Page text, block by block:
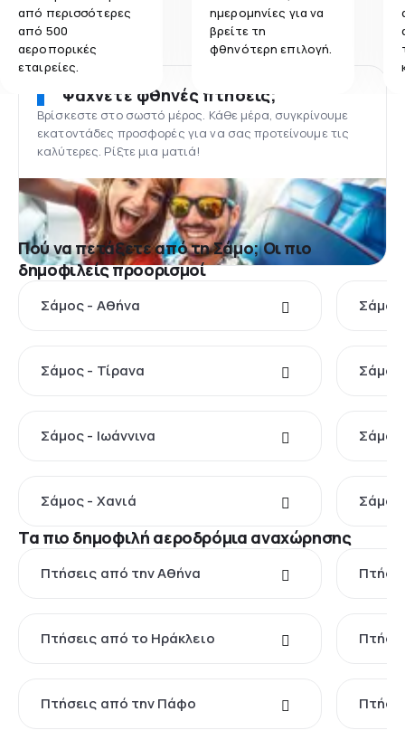
από περισσότερες
από 500
αεροπορικές
εταιρείες.
ημερομηνίες για να
βρείτε τη
φθηνότερη επιλογή.
Ψάχνετε φθηνές πτήσεις;
Βρίσκεστε στο σωστό μέρος. Κάθε μέρα, συγκρίνουμε
εκατοντάδες προσφορές για να σας προτείνουμε τις
καλύτερες. Ρίξτε μια ματιά!
Πού να πετάξετε από τη Σάμο; Οι πιο
δημοφιλείς προορισμοί
Σάμος - Αθήνα Σάμος
Σάμος - Τίρανα
Σάμος - Ιωάννινα Σάμος
Σάμος - Χανιά Σάμος
Τα πιο δημοφιλή αεροδρόμια αναχώρησης
Πτήσεις από την Αθήνα
Πτήσεις από το Ηράκλειο
Πτήσεις από την Πάφο